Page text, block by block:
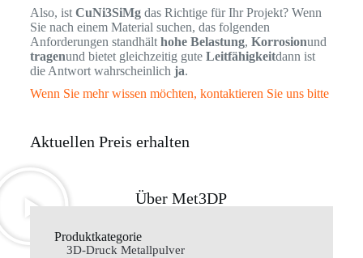
Also, istCuNi3SiMgdas Richtige für Ihr Projekt? Wenn
Sie nach einem Material suchen, das folgenden
Anforderungen standhälthohe Belastung, Korrosionund
tragenund bietet gleichzeitig gute Leitfähigkeitdann ist
die Antwort wahrscheinlich ja.
Wenn Sie mehr wissen möchten, kontaktieren Sie uns bitte
Aktuellen Preis erhalten
Über Met3DP
Produktkategorie
3D-Druck Metallpulver